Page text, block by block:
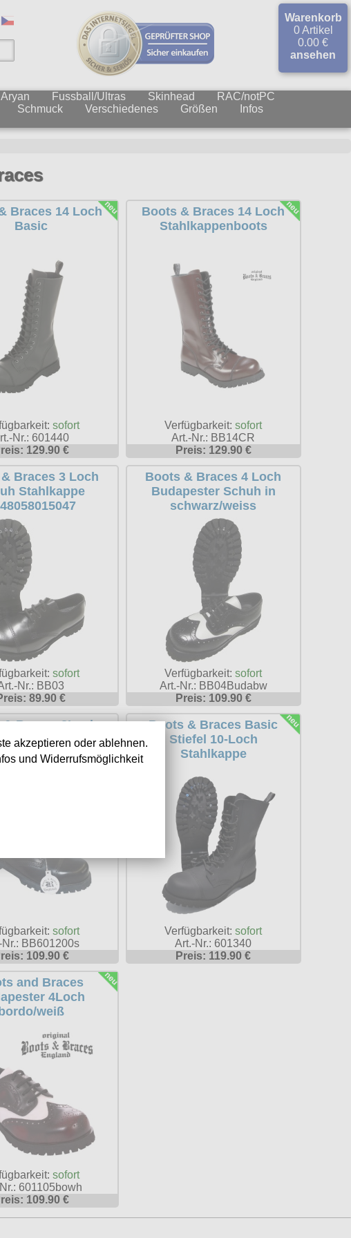
Warenkorb
0 Artikel
0.00 €
ansehen
Fussball/Ultras Skinhead
RAC/notPC
Schmuck Verschiedenes Größen
Infos
Braces 14 Loch
Basic
sofort
Nr.: 601440
129.90 €
Boots & Braces 14 Loch
Stahlkappenboots
Verfügbarkeit:sofort
Art.-Nr.: BB14CR
Preis: 129.90 €
Braces 3 Loch
Stahlkappe
sofort
Nr.: BB03
89.90 €
Boots & Braces 4 Loch
Budapester Schuh in
schwarz/weiss
Verfügbarkeit:sofort
Art.-Nr.: BB04Budabw
Preis: 109.90 €
Braces 8Loch
sofort
Nr.: BB601200s
109.90 €
Boots & Braces Basic
Stiefel 10-Loch
Stahlkappe
Verfügbarkeit:sofort
Art.-Nr.: 601340
Preis: 119.90 €
and Braces
4Loch
bordo/weiß
sofort
601105bowh
109.90 €
akzeptieren oder ablehnen.
und Widerrufsmöglichkeit